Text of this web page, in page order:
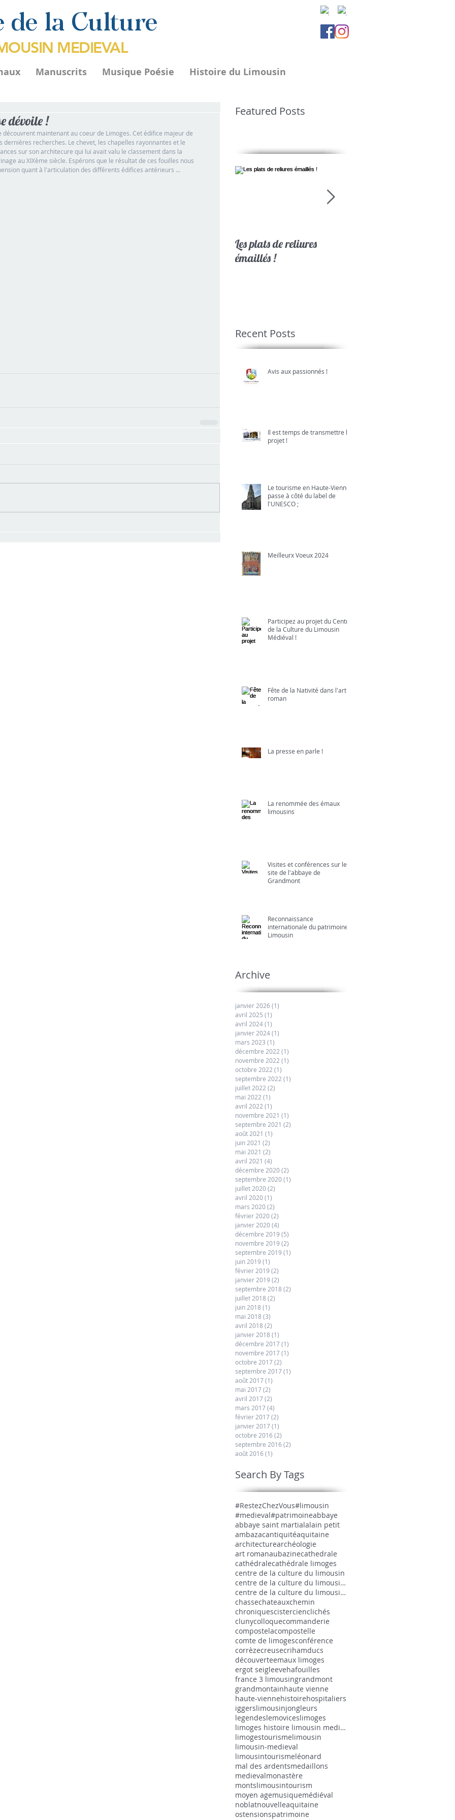
de la Culture
MEDIEVAL
Manuscrits Musique Poésie Histoire du Limousin
dévoile !
maintenant au coeur de Limoges. Cet édifice majeur de
dernières recherches. Le chevet, les chapelles rayonnantes et le
sur son architecure qui lui avait valu le classement dans la
au XIXème siècle. Espérons que le résultat de ces fouilles nous
quant à l'articulation des différents édifices antérieurs ...
Featured Posts
Les plats de reliures
émaillés !
Recent Posts
Avis aux passionnés !
Il est temps de transmettre le
projet !
Le tourisme en Haute-Vienne
passe à côté du label de
l'UNESCO ;
Meilleurx Voeux 2024
Participez au projet du Centre
de la Culture du Limousin
Médiéval !
Fête de la Nativité dans l'art
roman
La presse en parle !
La renommée des émaux
limousins
Visites et conférences sur le
site de l'abbaye de
Grandmont
Reconnaissance
internationale du patrimoine
Limousin
Archive
janvier 2026(1)
avril 2025 (1)
avril 2024(1)
janvier 2024(1)
mars 2023 (1)
décembre 2022 (1)
novembre 2022 (1)
octobre 2022 (1)
septembre 2022 (1)
juillet 2022 (2)
mai 2022 (1)
avril 2022 (1)
novembre 2021 (1)
septembre 2021 (2)
août 2021 (1)
juin 2021 (2)
mai 2021 (2)
avril 2021 (4)
décembre 2020(2)
septembre 2020(1)
juillet 2020(2)
avril 2020(1)
mars 2020(2)
février 2020(2)
janvier 2020(4)
décembre 2019 (5)
novembre 2019 (2)
septembre 2019 (1)
juin 2019 (1)
février 2019 (2)
janvier 2019 (2)
septembre 2018 (2)
juillet 2018 (2)
juin 2018 (1)
mai 2018 (3)
avril 2018 (2)
janvier 2018 (1)
décembre 2017(1)
novembre 2017(1)
octobre 2017(2)
septembre 2017(1)
août 2017(1)
mai 2017(2)
avril 2017(2)
mars 2017(4)
février 2017(2)
janvier 2017(1)
octobre 2016(2)
septembre 2016(2)
août 2016(1)
Search By Tags
#RestezChezVous#limousin
#medieval#patrimoineabbaye
abbaye saint martialalain petit
ambazacantiquitéaquitaine
architecturearchéologie
art romanaubazinecathedrale
cathédralecathédrale limoges
centre de la culture du limousin
centre de la culture du limousin medieval
centre de la culture du limousin médiéval
chassechateauxchemin
chroniquescistercienclichés
clunycolloquecommanderie
compostelacompostelle
comte de limogesconférence
corrèzecreusecrihamducs
découverteemaux limoges
ergot seigleevehafouilles
france 3 limousingrandmont
grandmontainhaute vienne
haute-viennehistoirehospitaliers
iggerslimousinjongleurs
legendeslemoviceslimoges
limoges histoire limousin medieval
limogestourismelimousin
limousin-medieval
limousintourismeléonard
mal des ardentsmedaillons
medievalmonastère
montslimousintourism
moyen agemusiquemédiéval
noblatnouvelleaquitaine
ostensionspatrimoine